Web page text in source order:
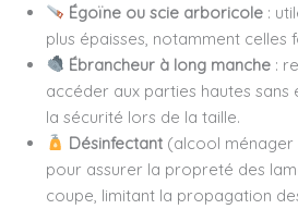
Égoïne ou scie arboricole :
plus épaisses, notamment celles
Ébrancheur à long manche :
accéder aux parties hautes sans
la sécurité lors de la taille.
Désinfectant (alcool ménager
pour assurer la propreté des
coupe, limitant la propagation